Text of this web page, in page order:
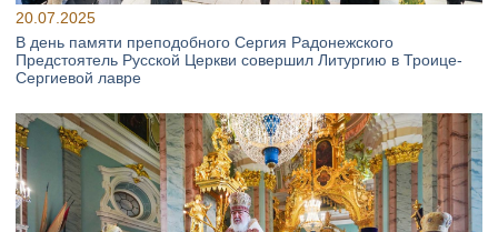
20.07.2025
В день памяти преподобного Сергия Радонежского
Предстоятель Русской Церкви совершил Литургию в Троице-
Сергиевой лавре